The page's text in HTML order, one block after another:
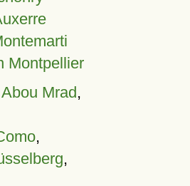
Montpellier
Mrad,
,
,